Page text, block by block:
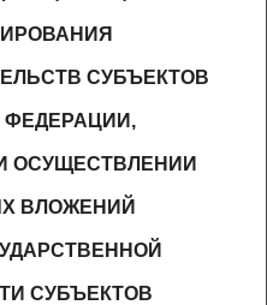
СУБЪЕКТОВ
ФЕДЕРАЦИИ,
ОСУЩЕСТВЛЕНИИ
ВЛОЖЕНИЙ
СУБЪЕКТОВ